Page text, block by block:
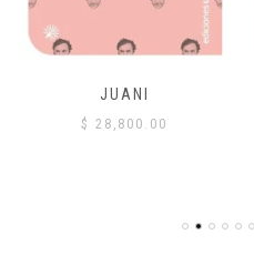
JUANI
$ 28,800.00